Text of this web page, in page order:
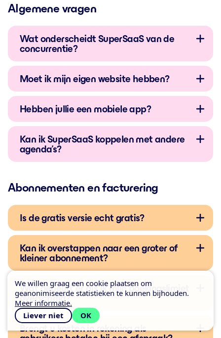
Algemene vragen
Wat onderscheidt SuperSaaS van de
concurrentie?
Moet ik mijn eigen website hebben?
Hebben jullie een mobiele app?
Kan ik SuperSaaS koppelen met andere
agenda’s?
Abonnementen en facturering
Is de gratis versie echt gratis?
Kan ik overstappen naar een groter of
kleiner abonnement?
Wat gebeurt er als ik mijn boekingslimiet
overschrijd?
Brengt u kosten in rekening als
We willen graag een cookie plaatsen om
geanonimiseerde statistieken te kunnen bijhouden.
Meer informatie.
Liever niet
OK